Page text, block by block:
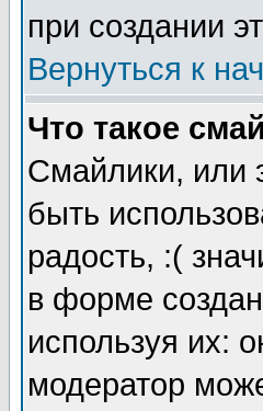
при создании
Вернуться к
Что такое
Смайлики, или
быть
радость, :(
в форме
используя их:
модератор